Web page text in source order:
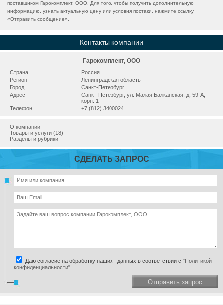
поставщиком Гарокомплект, ООО. Для того, чтобы получить дополнительную
информацию, узнать актуальную цену или условия постаки, нажмите ссылку
«Отправить сообщение».
Контакты компании
Гарокомплект, ООО
Страна
Россия
Регион
Ленинградская область
Город
Санкт-Петербург
Адрес
Санкт-Петербург, ул. Малая Балканская, д. 59-А,
корп. 1
Телефон
+7 (812) 3400024
О компании
Товары и услуги (18)
Разделы и рубрики
СДЕЛАТЬ ЗАПРОС
Даю согласие на обработку наших данных в соответствии с "Политикой
конфиденциальности"
Отправить запрос